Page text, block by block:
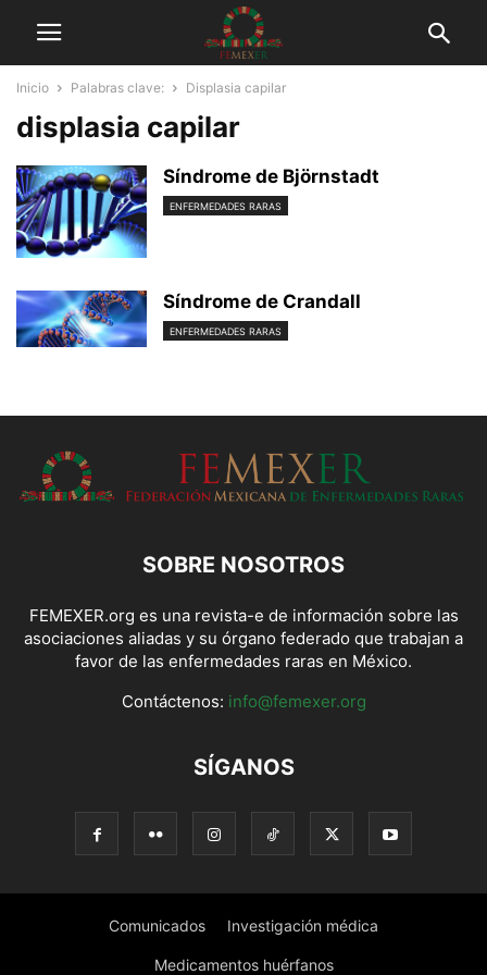
Inicio Palabras clave: Displasia capilar
displasia capilar
Síndrome de Björnstadt
ENFERMEDADES RARAS
Síndrome de Crandall
ENFERMEDADES RARAS
SOBRE NOSOTROS
FEMEXER.org es una revista-e de información sobre las
asociaciones aliadas y su órgano federado que trabajan a
favor de las enfermedades raras en México.
Contáctenos: info@femexer.org
SÍGANOS
Comunicados Investigación médica
Medicamentos huérfanos